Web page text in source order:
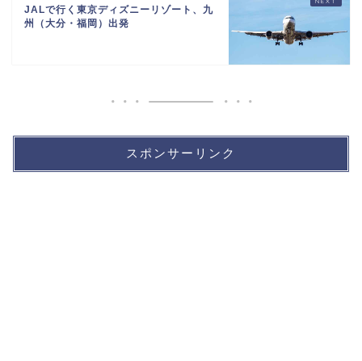
JALで行く東京ディズニーリゾート、九
州（大分・福岡）出発
スポンサーリンク